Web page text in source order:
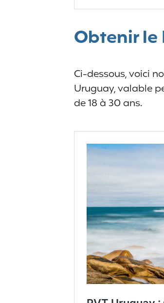
Obtenir le
Ci-dessous, voici
Uruguay, valable
de 18 à 30 ans.